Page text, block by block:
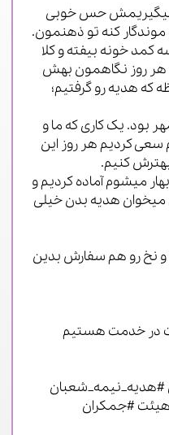
حس خوبی
کنه تو ذهنمون.
کمد خونه بیفته و کلا
هر روز نگاهمون بهش
که هدیه رو گرفتیم؛
بود. یک کاری که ما و
کردیم هر روز این
کنیم.
میشوم آماده کردیم و
میخوان هدیه بدن خیلی
و نخ رو هم سفارش بدین
#جمکران